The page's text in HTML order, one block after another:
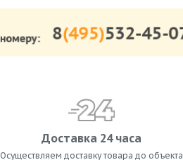
Доставка 24 часа
Осуществляем доставку товара до объекта